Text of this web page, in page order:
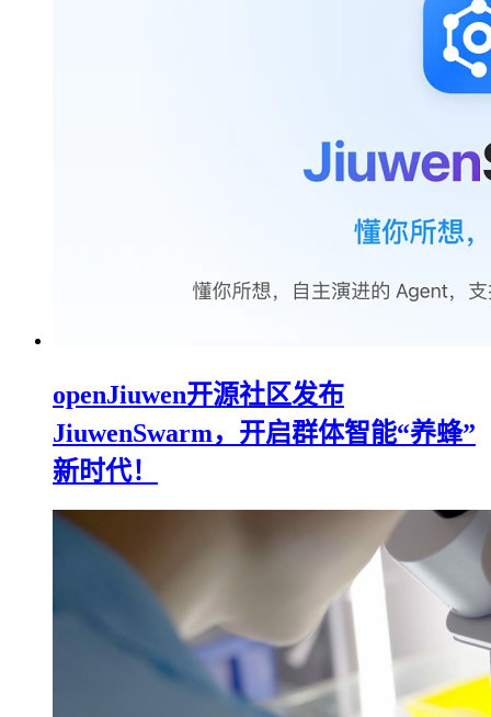
openJiuwen开源社区发布
JiuwenSwarm，开启群体智能“养蜂”
新时代！